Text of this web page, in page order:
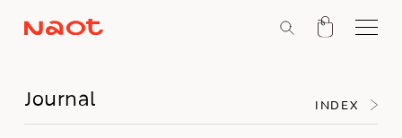
Journal INDEX